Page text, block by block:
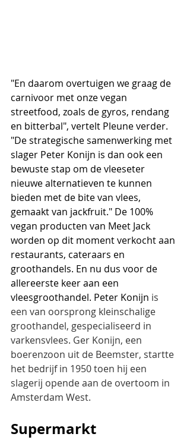
"En daarom overtuigen we graag de
carnivoor met onze vegan
streetfood, zoals de gyros, rendang
en bitterbal", vertelt Pleune verder.
"De strategische samenwerking met
slager Peter Konijn is dan ook een
bewuste stap om de vleeseter
nieuwe alternatieven te kunnen
bieden met de bite van vlees,
gemaakt van jackfruit." De 100%
vegan producten van Meet Jack
worden op dit moment verkocht aan
restaurants, cateraars en
groothandels. En nu dus voor de
allereerste keer aan een
vleesgroothandel. Peter Konijn is
een van oorsprong kleinschalige
groothandel, gespecialiseerd in
varkensvlees. Ger Konijn, een
boerenzoon uit de Beemster, startte
het bedrijf in 1950 toen hij een
slagerij opende aan de overtoom in
Amsterdam West.
Supermarkt